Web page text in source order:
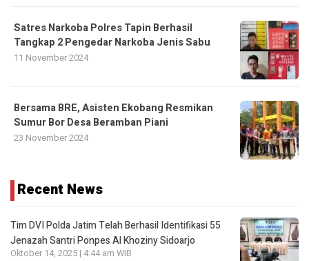
Satres Narkoba Polres Tapin Berhasil
Tangkap 2 Pengedar Narkoba Jenis Sabu
11 November 2024
Bersama BRE, Asisten Ekobang Resmikan
Sumur Bor Desa Beramban Piani
23 November 2024
Recent News
Tim DVI Polda Jatim Telah Berhasil Identifikasi 55
Jenazah Santri Ponpes Al Khoziny Sidoarjo
Oktober 14, 2025 | 4:44 am WIB